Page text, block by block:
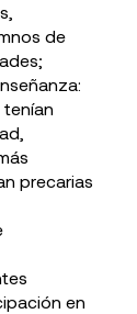
de
precarias
en